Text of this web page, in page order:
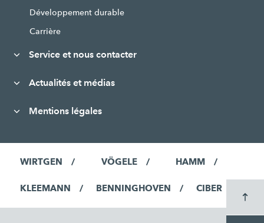
Développement durable
Carrière
Service et nous contacter
Actualités et médias
Mentions légales
WIRTGEN VÖGELE HAMM
KLEEMANN BENNINGHOVEN CIBER